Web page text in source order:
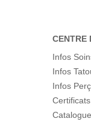
CENTRE
Infos
Infos
Infos